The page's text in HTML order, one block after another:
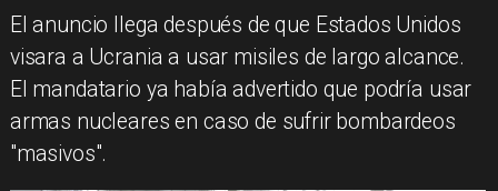
​El anuncio llega después de que Estados Unidos
visara a Ucrania a usar misiles de largo alcance.
El mandatario ya había advertido que podría usar
armas nucleares en caso de sufrir bombardeos
"masivos".